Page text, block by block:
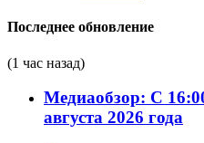
Последнее обновление
(1 час назад)
Медиаобзор: С
августа 2026 года